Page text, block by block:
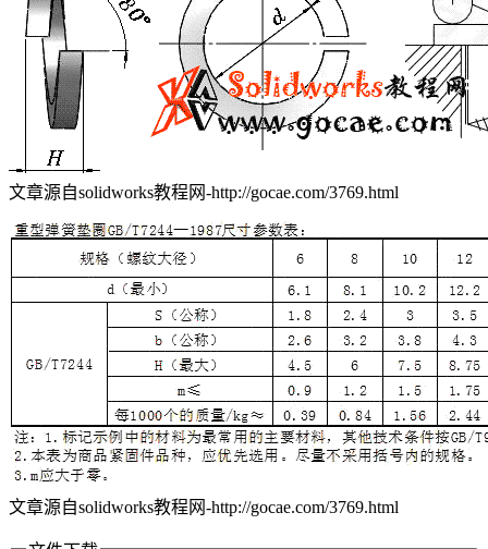
文章源自solidworks教程网-http://gocae.com/3769.html
文章源自solidworks教程网-http://gocae.com/3769.html